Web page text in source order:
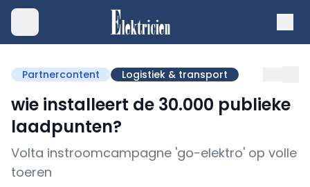
Partnercontent Logistiek & transport
wie installeert de 30.000 publieke
laadpunten?
Volta instroomcampagne 'go-elektro' op volle
toeren